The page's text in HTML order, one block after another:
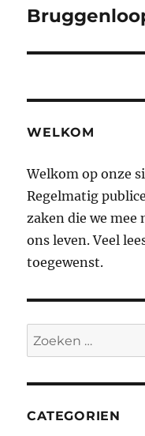
Volgend
WELKOM
Welkom op onze
Regelmatig
zaken die we mee
ons leven. Veel
toegewenst.
Zoeken
naar:
CATEGORIEN